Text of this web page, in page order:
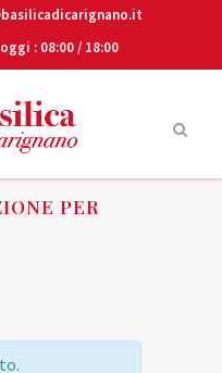
: 08:00 / 18:00
PER